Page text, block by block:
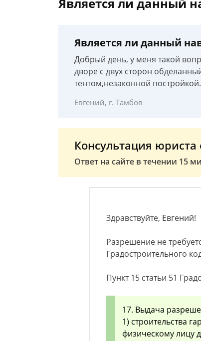
Является ли данный
Добрый день, у меня такой
дворе с двух сторон
тентом,незаконной постройкой.
Евгений, г. Тамбов
Консультация юриста
Ответ на сайте в течении 15
Здравствуйте, Евгений!
Разрешение не
Градостроительного
Пункт 15 статьи 51
17. Выдача
1) строительства
физическому лицу